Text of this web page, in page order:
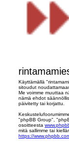
Käyttämällä
sitoudut
Me voimme muuttaa
nämä ehdot
päivitetty tai korjattu.
"phpBB Group",
osoitteesta
mitä sallimme tai
https://